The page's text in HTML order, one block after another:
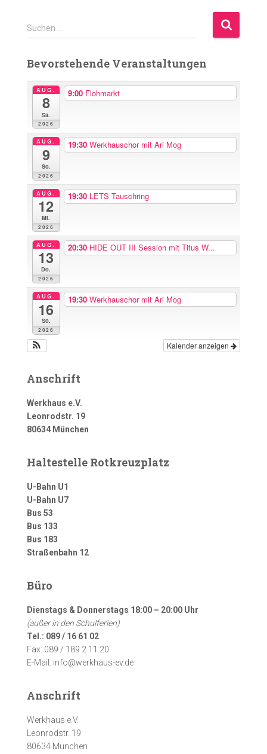
S
u
h
Suchen …
Bevorstehende Veranstaltungen
AUG.
8
Sa.
2026
9:00 Flohmarkt
AUG.
9
So.
2026
19:30 Werkhauschor mit Ari Mog
AUG.
12
Mi.
2026
19:30 LETS Tauschring
AUG.
13
Do.
2026
20:30 HIDE OUT III Session mit Titus W...
AUG.
16
So.
2026
19:30 Werkhauschor mit Ari Mog
Kalender anzeigen
Anschrift
Werkhaus e.V.
Leonrodstr. 19
80634 München
Haltestelle Rotkreuzplatz
U-Bahn U1
U-Bahn U7
Bus 53
Bus 133
Bus 183
Straßenbahn 12
Büro
Dienstags & Donnerstags 18:00 – 20:00 Uhr
(außer in den Schulferien)
Tel.: 089 / 16 61 02
Fax: 089 / 189 2 11 20
E-Mail: info@werkhaus-ev.de
Anschrift
Werkhaus e.V.
Leonrodstr. 19
80634 München